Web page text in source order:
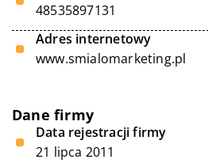
48535897131
Adres internetowy
www.smialomarketing.pl
Dane firmy
Data rejestracji firmy
21 lipca 2011